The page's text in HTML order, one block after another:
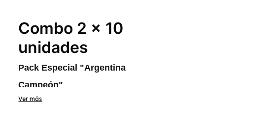
Combo 2 x 10
unidades
Pack Especial "Argentina
Campeón"
Ver más